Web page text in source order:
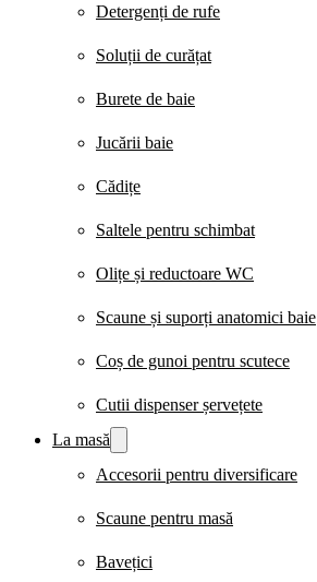
Detergenți de rufe
Soluții de curățat
Burete de baie
Jucării baie
Cădițe
Saltele pentru schimbat
Olițe și reductoare WC
Scaune și suporți anatomici baie
Coș de gunoi pentru scutece
Cutii dispenser șervețete
La masă
Accesorii pentru diversificare
Scaune pentru masă
Bavețici